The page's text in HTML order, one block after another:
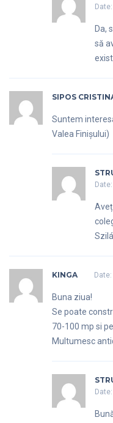
Date:
Da,
să
SIPOS
Suntem
Valea Finișului)
Date:
KINGA Date:
Buna ziua!
Se poate
70-100 mp si
Multumesc
Date: